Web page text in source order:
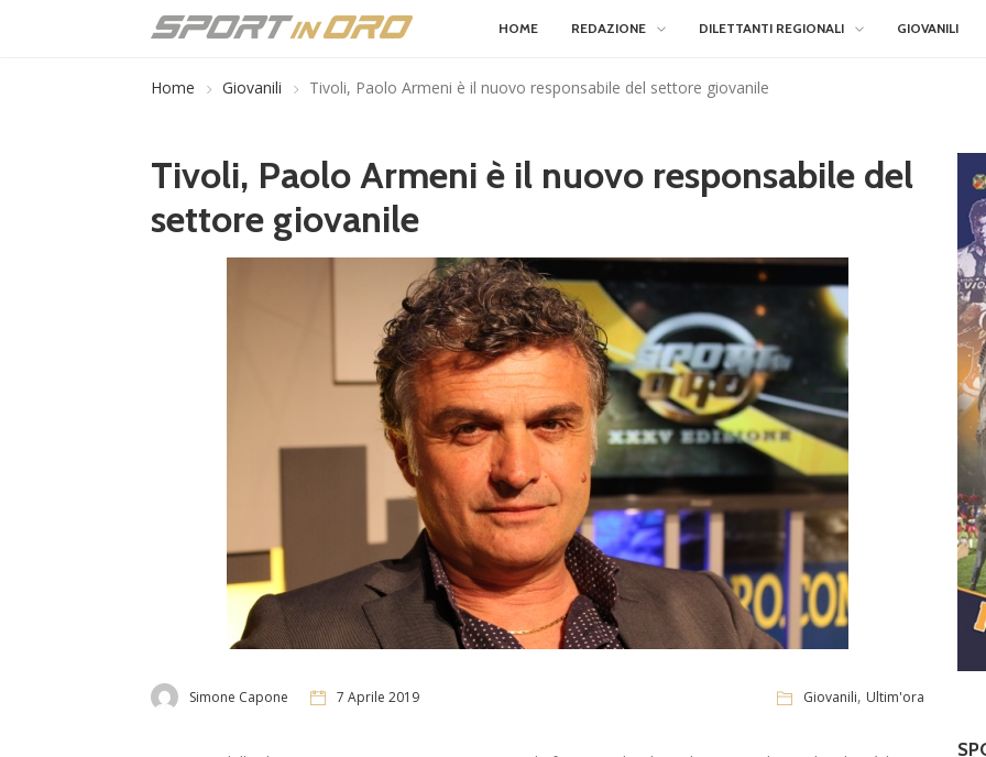
HOME REDAZIONE DILETTANTI REGIONALI GIOVANILI
Home Giovanili Tivoli, Paolo Armeni è il nuovo responsabile del settore giovanile
Tivoli, Paolo Armeni è il nuovo responsabile del
settore giovanile
Simone Capone 7 Aprile 2019 Giovanili, Ultim'ora